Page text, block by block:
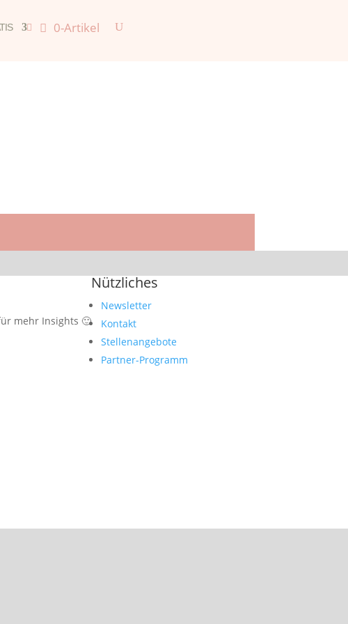
 0-Artikel
mehr Insights 🙂
Nützliches
Newsletter
Kontakt
Stellenangebote
Partner-Programm